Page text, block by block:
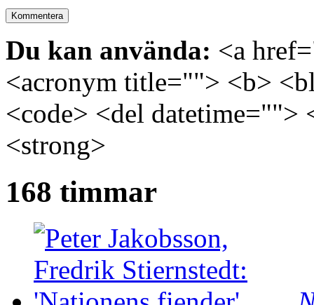
Du kan använda: <a
<acronym title=""> <b>
<code> <del
<strong>
168 timmar